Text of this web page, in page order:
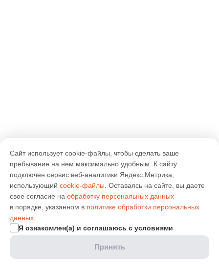
Сайт использует cookie-файлы, чтобы сделать ваше
пребывание на нем максимально удобным. К cайту
подключен сервис веб-аналитики Яндекс.Метрика,
использующий cookie-файлы . Оставаясь на сайте, вы даете
свое согласие на обработку персональных данных
в порядке, указанном в политике обработки персональных
данных
Я ознакомлен(а) и соглашаюсь с условиями
Принять